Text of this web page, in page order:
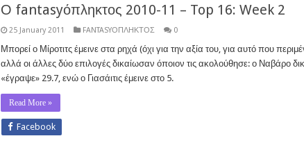
Ο fantasyόπληκτος 2010-11 – Top 16: Week 2
25 January 2011 FANTASYΟΠΛΗΚΤΟΣ 0
Μπορεί ο Μίροτιτς έμεινε στα ρηχά (όχι για την αξία του, για αυτό που
αλλά οι άλλες δύο επιλογές δικαίωσαν όποιον τις ακολούθησε: ο Ναβάρο
«έγραψε» 29.7, ενώ ο Γιασάιτις έμεινε στο 5.
Read More »
Facebook